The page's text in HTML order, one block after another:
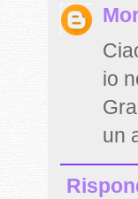
io
un